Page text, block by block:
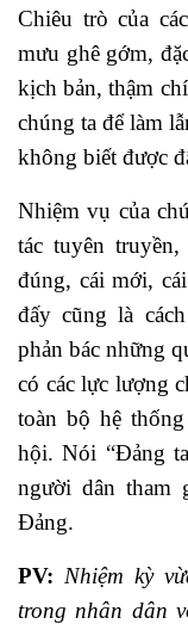
Chiêu trò của
mưu ghê gớm,
kịch bản, thậm
chúng ta để làm
không biết được
Nhiệm vụ của
tác tuyên
đúng, cái mới,
đấy cũng là
phản bác những
có các lực lượng
toàn bộ hệ
hội. Nói “Đảng
người dân tham
Đảng.
PV: Nhiệm kỳ
trong nhân dân